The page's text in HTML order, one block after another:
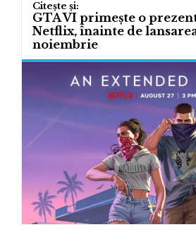
GTA VI primește o
Netflix, înainte de
noiembrie